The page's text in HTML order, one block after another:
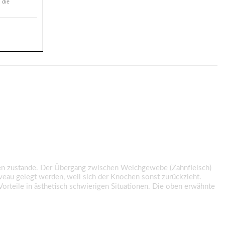
zustande. Der Übergang zwischen Weichgewebe (Zahnfleisch)
gelegt werden, weil sich der Knochen sonst zurückzieht.
in ästhetisch schwierigen Situationen. Die oben erwähnte
die